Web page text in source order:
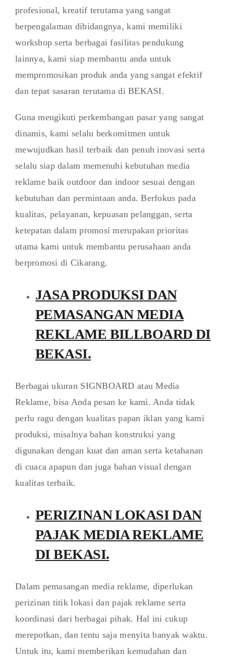
profesional, kreatif terutama yang sangat
berpengalaman dibidangnya, kami memiliki
workshop serta berbagai fasilitas pendukung
lainnya, kami siap membantu anda untuk
mempromosikan produk anda yang sangat efektif
dan tepat sasaran terutama di BEKASI.
Guna mengikuti perkembangan pasar yang sangat
dinamis, kami selalu berkomitmen untuk
mewujudkan hasil terbaik dan penuh inovasi serta
selalu siap dalam memenuhi kebutuhan media
reklame baik outdoor dan indoor sesuai dengan
kebutuhan dan permintaan anda. Berfokus pada
kualitas, pelayanan, kepuasan pelanggan, serta
ketepatan dalam promosi merupakan prioritas
utama kami untuk membantu perusahaan anda
berpromosi di Cikarang.
JASA PRODUKSI DAN
PEMASANGAN MEDIA
REKLAME BILLBOARD DI
BEKASI.
Berbagai ukuran SIGNBOARD atau Media
Reklame, bisa Anda pesan ke kami. Anda tidak
perlu ragu dengan kualitas papan iklan yang kami
produksi, misalnya bahan konstruksi yang
digunakan dengan kuat dan aman serta ketahanan
di cuaca apapun dan juga bahan visual dengan
kualitas terbaik.
PERIZINAN LOKASI DAN
PAJAK MEDIA REKLAME
DI BEKASI.
Dalam pemasangan media reklame, diperlukan
perizinan titik lokasi dan pajak reklame serta
koordinasi dari berbagai pihak. Hal ini cukup
merepotkan, dan tentu saja menyita banyak waktu.
Untuk itu, kami memberikan kemudahan dan